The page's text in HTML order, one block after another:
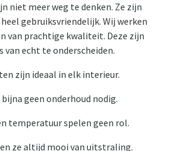
niet meer weg te denken. Ze zijn
gebruiksvriendelijk. Wij werken
van prachtige kwaliteit. Deze zijn
van echt te onderscheiden.
zijn ideaal in elk interieur.
geen onderhoud nodig.
temperatuur spelen geen rol.
ze altijd mooi van uitstraling.